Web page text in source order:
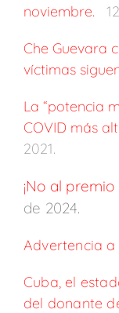
noviembre.
Che Guevara
víctimas
La “potencia
COVID más
2021.
¡No al
de 2024.
Advertencia
Cuba, el
del donante